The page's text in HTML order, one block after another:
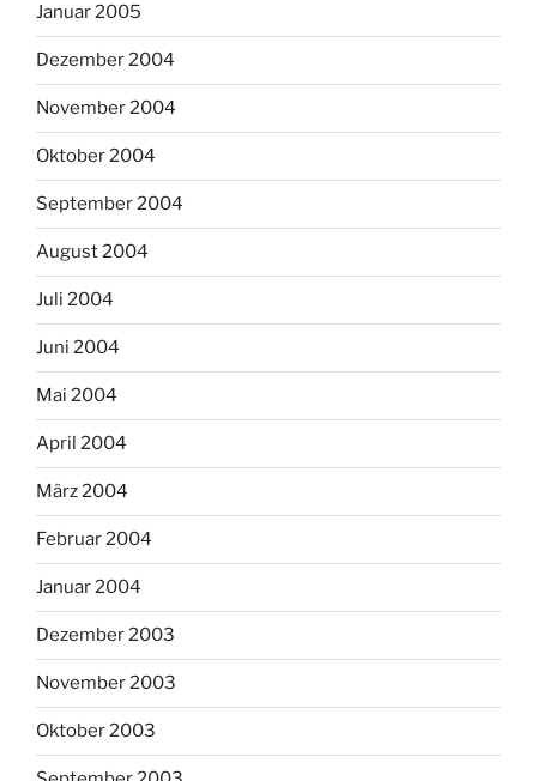
Januar 2005
Dezember 2004
November 2004
Oktober 2004
September 2004
August 2004
Juli 2004
Juni 2004
Mai 2004
April 2004
März 2004
Februar 2004
Januar 2004
Dezember 2003
November 2003
Oktober 2003